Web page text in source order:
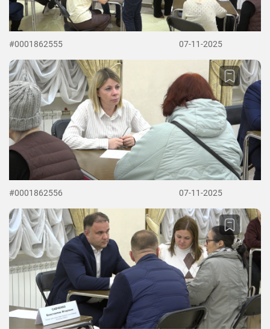
#0001862555 07-11-2025
#0001862556 07-11-2025